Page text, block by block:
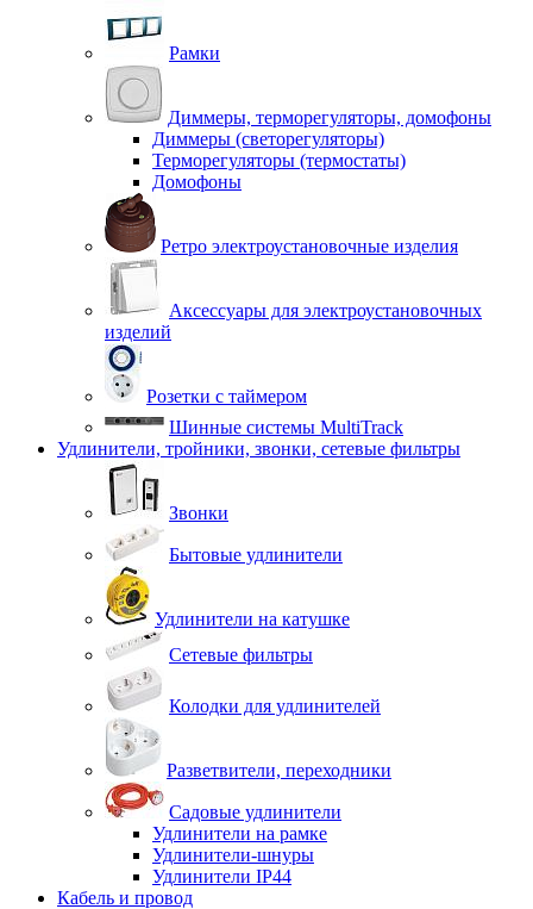
Рамки
Диммеры, терморегуляторы, домофоны
Диммеры (светорегуляторы)
Терморегуляторы (термостаты)
Домофоны
Ретро электроустановочные изделия
Аксессуары для электроустановочных
изделий
Розетки с таймером
Шинные системы MultiTrack
Удлинители, тройники, звонки, сетевые фильтры
Звонки
Бытовые удлинители
Удлинители на катушке
Сетевые фильтры
Колодки для удлинителей
Разветвители, переходники
Садовые удлинители
Удлинители на рамке
Удлинители-шнуры
Удлинители IP44
Кабель и провод